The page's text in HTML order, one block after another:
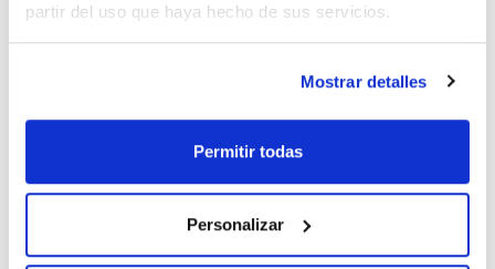
partir del uso que haya hecho de sus servicios.
Mostrar detalles
Permitir todas
Personalizar
500g *
Tipo de envase
frasco embolsado
al vacío
01-556-500
x 500 g
Comprar